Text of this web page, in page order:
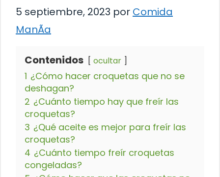
5 septiembre, 2023 por Comida
ManÃ­a
Contenidos ocultar
1 ¿Cómo hacer croquetas que no se
deshagan?
2 ¿Cuánto tiempo hay que freír las
croquetas?
3 ¿Qué aceite es mejor para freír las
croquetas?
4 ¿Cuánto tiempo freír croquetas
congeladas?